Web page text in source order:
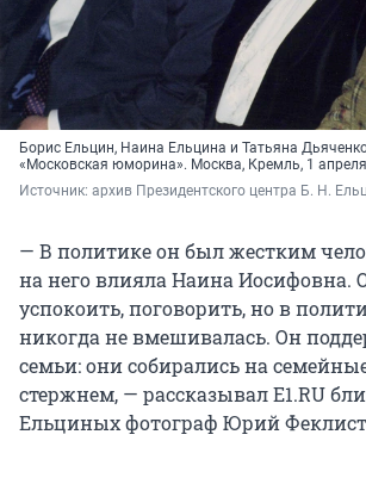
Борис Ельцин, Наина Ельцина и Татьяна
«Московская юморина». Москва, Кремль, 1
Источник: архив Президентского центра Б. Н.
— В политике он был жестким
на него влияла Наина Иосифовна.
успокоить, поговорить, но в
никогда не вмешивалась. Он
семьи: они собирались на
стержнем, — рассказывал E1.RU
Ельциных фотограф Юрий